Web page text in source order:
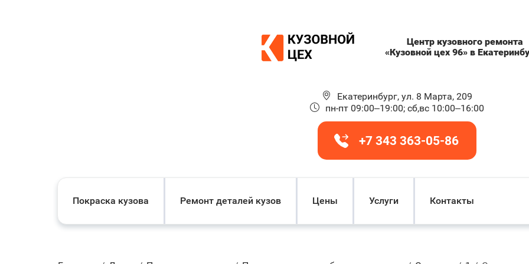
Центр кузовного ремонта
«Кузовной цех 96» в
Екатеринбург, ул. 8 Марта, 209
пн-пт 09:00–19:00; сб,вс 10:00–16:00
+7 343 363-05-86
Покраска кузова Ремонт деталей кузов Цены Услуги Контакты